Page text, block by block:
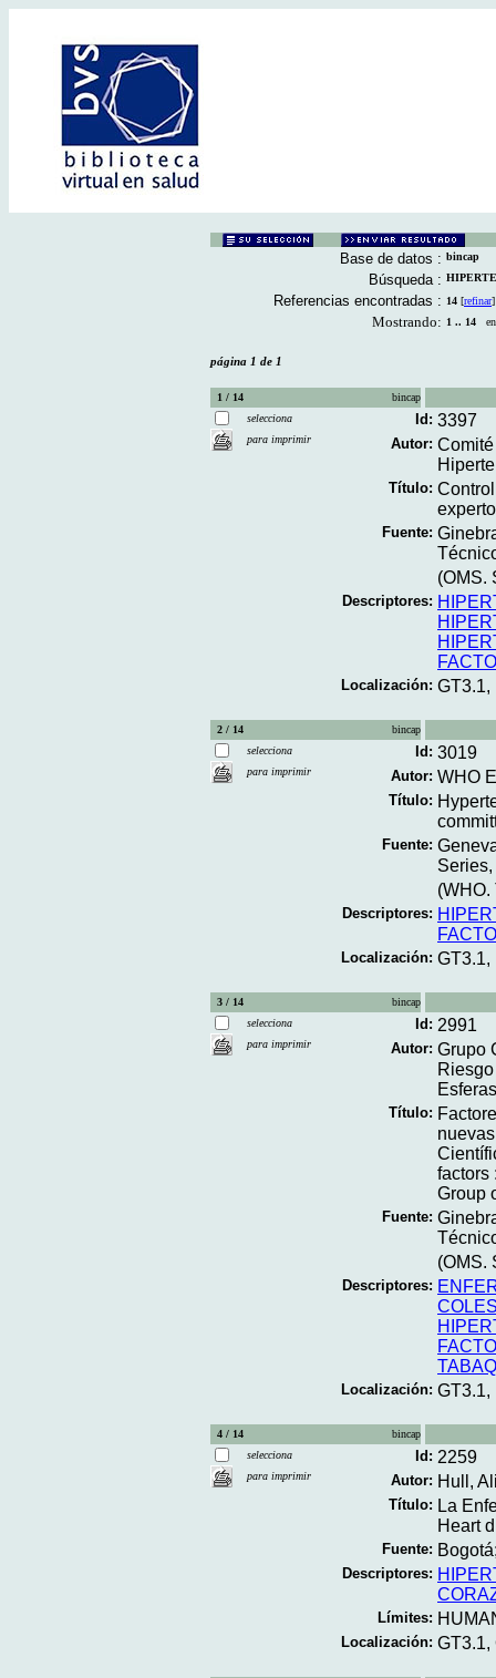
Base de datos : bincap
Búsqueda :
Referencias encontradas : 14 [refinar]
Mostrando: 1 .. 14 en
página 1 de 1
1 / 14
bincap
selecciona
para imprimir
Id: 3397
Autor:
Título:
Fuente:
(OMS.
Descriptores:
Localización: GT3.1,
2 / 14
bincap
selecciona
para imprimir
Id: 3019
Autor: WHO
Título:
Fuente:
(WHO.
Descriptores:
Localización: GT3.1,
3 / 14
bincap
selecciona
para imprimir
Id: 2991
Autor: Grupo
Título:
factors
Group
Fuente:
(OMS.
Descriptores:
Localización: GT3.1,
4 / 14
bincap
selecciona
para imprimir
Id: 2259
Autor: Hull,
Título: La
Heart
Fuente:
Descriptores:
Límites:
Localización: GT3.1,